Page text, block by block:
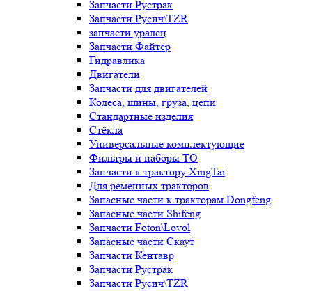
Запчасти Рустрак
Запчасти Русич\TZR
запчасти уралец
Запчасти Файтер
Гидравлика
Двигатели
Запчасти для двигателей
Колёса, шины, груза, цепи
Стандартные изделия
Стёкла
Универсальные комплектующие
Фильтры и наборы ТО
Запчасти к трактору XingTai
Для ременных тракторов
Запасные части к тракторам Dongfeng
Запасные части Shifeng
Запчасти Foton\Lovol
Запасные части Скаут
Запчасти Кентавр
Запчасти Рустрак
Запчасти Русич\TZR